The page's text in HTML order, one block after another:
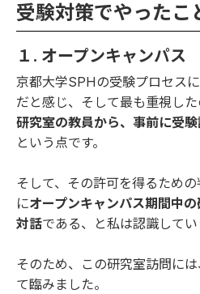
受験対策でやったこ
１. オープンキャンパス
京都大学SPHの受験プロセス
だと感じ、そして最も重視した
研究室の教員から、事前に受験
という点です。
そして、その許可を得るため
にオープンキャンパス期間中
対話である、と私は認識してい
そのため、この研究室訪問には
て臨みました。